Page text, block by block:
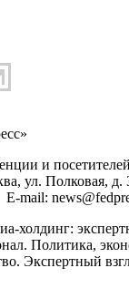
»
и
, ул. Полковая, д.
E-mail:
холдинг:
Политика,
Экспертный